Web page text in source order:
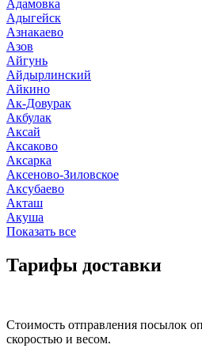
Адамовка
Адыгейск
Азнакаево
Азов
Айгунь
Айдырлинский
Айкино
Ак-Довурак
Акбулак
Аксай
Аксаково
Аксарка
Аксеново-Зиловское
Аксубаево
Акташ
Акуша
Показать все
Тарифы доставки
Стоимость отправления посылок
скоростью и весом.